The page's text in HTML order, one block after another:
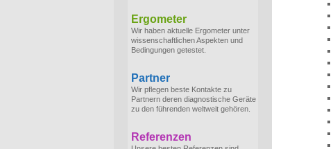
Ergometer
Wir haben aktuelle Ergometer unter
wissenschaftlichen Aspekten und
Bedingungen getestet.
Partner
Wir pflegen beste Kontakte zu
Partnern deren diagnostische Geräte
zu den führenden weltweit gehören.
Referenzen